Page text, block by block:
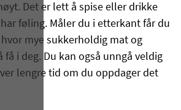
Det er lett å spise eller drikke
føling. Måler du i etterkant får du
mye sukkerholdig mat og
få i deg. Du kan også unngå veldig
lengre tid om du oppdager det